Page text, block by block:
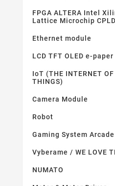
FPGA ALTERA Intel
Lattice Microchip
Ethernet module
LCD TFT OLED e-paper
IoT (THE INTERNET OF
THINGS)
Camera Module
Robot
Gaming System Arcade
Vyberame / WE LOVE
NUMATO